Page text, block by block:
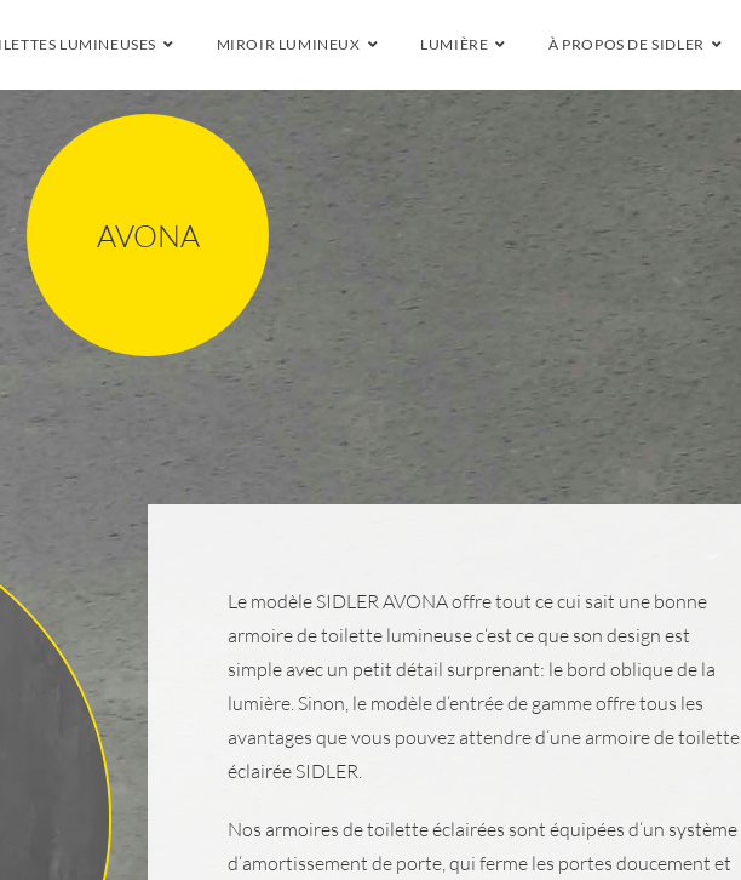
LUMINEUSES MIROIR LUMINEUX LUMIÈRE À PROPOS DE SIDLER
AVONA
Le modèle SIDLER AVONA offre tout ce cui sait une bonne
armoire de toilette lumineuse c‘est ce que son design est
simple avec un petit détail surprenant: le bord oblique de la
lumière. Sinon, le modèle d‘entrée de gamme offre tous les
avantages que vous pouvez attendre d‘une armoire de toilette
éclairée SIDLER.
Nos armoires de toilette éclairées sont équipées d‘un système
d‘amortissement de porte, qui ferme les portes doucement et